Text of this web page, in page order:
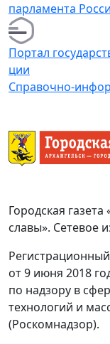
парламента
Портал
ции
Справочно-
Городская
славы». Сетевое
от 9 июня 2018
по надзору в
технологий и
(Роскомнадзор).